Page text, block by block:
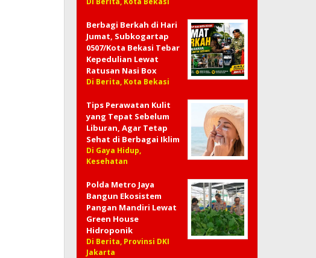
Berbagi Berkah di Hari
Jumat, Subkogartap
0507/Kota Bekasi Tebar
Kepedulian Lewat
Ratusan Nasi Box
Di Berita, Kota Bekasi
Tips Perawatan Kulit
yang Tepat Sebelum
Liburan, Agar Tetap
Sehat di Berbagai Iklim
Di Gaya Hidup,
Kesehatan
Polda Metro Jaya
Bangun Ekosistem
Pangan Mandiri Lewat
Green House
Hidroponik
Di Berita, Provinsi DKI
Jakarta